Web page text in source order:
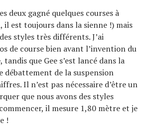
deux gagné quelques courses à
il est toujours dans la sienne !) mais
styles très différents. J’ai
de course bien avant l’invention du
que Gee s’est lancé dans la
débattement de la suspension
Il n’est pas nécessaire d’être un
que nous avons des styles
il mesure 1,80 mètre et je
!